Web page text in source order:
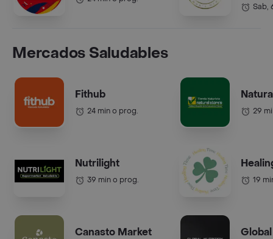
COL.).
Sab,
Mercados Saludables
Fithub
24 min o prog.
Nutrilight
39 min o prog.
Canasto Market
29
19